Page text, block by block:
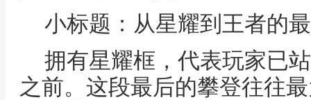
小标题：从星耀到王者的
拥有星耀框，代表玩家已
之前。这段最后的攀登往往